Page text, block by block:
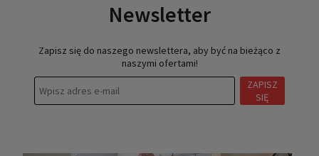
Newsletter
Zapisz się do naszego newslettera, aby być na bieżąco z
naszymi ofertami!
ZAPISZ
SIĘ